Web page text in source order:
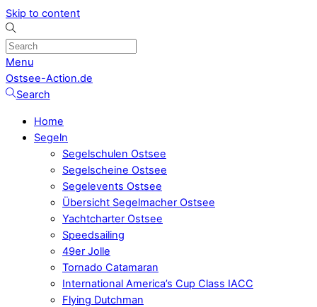
Skip to content
Menu
Ostsee-Action.de
Search
Home
Segeln
Segelschulen Ostsee
Segelscheine Ostsee
Segelevents Ostsee
Übersicht Segelmacher Ostsee
Yachtcharter Ostsee
Speedsailing
49er Jolle
Tornado Catamaran
International America’s Cup Class IACC
Flying Dutchman